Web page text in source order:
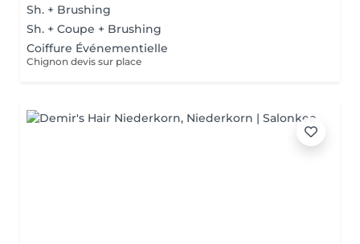
Sh. + Brushing
Sh. + Coupe + Brushing
Coiffure Événementielle
Chignon devis sur place